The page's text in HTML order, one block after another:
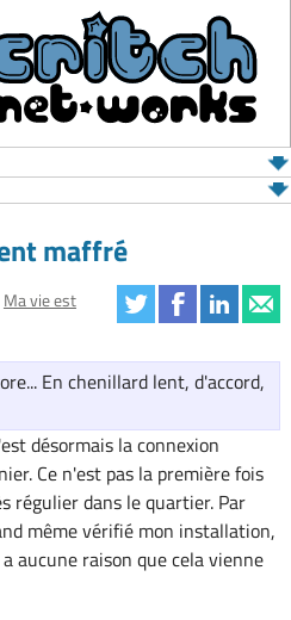
maffré
Ma vie est
En chenillard lent, d'accord,
désormais la connexion
Ce n'est pas la première fois
régulier dans le quartier. Par
même vérifié mon installation,
aucune raison que cela vienne